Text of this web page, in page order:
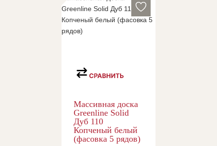
Массивная доска
Greenline Solid
Дуб 110
Копченый белый
(фасовка 5 рядов)